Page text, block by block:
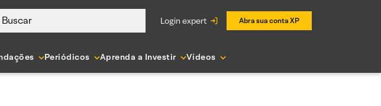
Buscar login expert Abra sua conta XP
Periódicos Aprenda a Investir Vídeos